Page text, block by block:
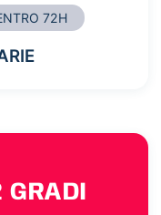
72H